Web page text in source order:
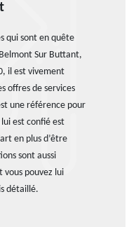
qui sont en quête
Sur Buttant,
il est vivement
offres de services
une référence pour
est confié est
en plus d’être
sont aussi
vous pouvez lui
détaillé.